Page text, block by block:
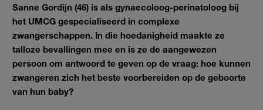
Sanne Gordijn (46) is als gynaecoloog-perinatoloog bij
het UMCG gespecialiseerd in complexe
zwangerschappen. In die hoedanigheid maakte ze
talloze bevallingen mee en is ze de aangewezen
persoon om antwoord te geven op de vraag: hoe kunnen
zwangeren zich het beste voorbereiden op de geboorte
van hun baby?